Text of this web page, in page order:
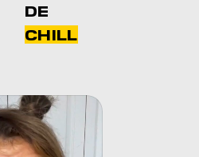
DE
CHILL